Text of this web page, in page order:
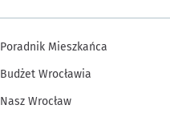
Poradnik Mieszkańca
Budżet Wrocławia
Nasz Wrocław